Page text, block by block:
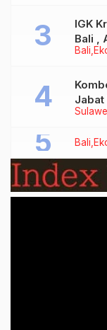
Bali
IGK
Bali ,
Jabat
Bali